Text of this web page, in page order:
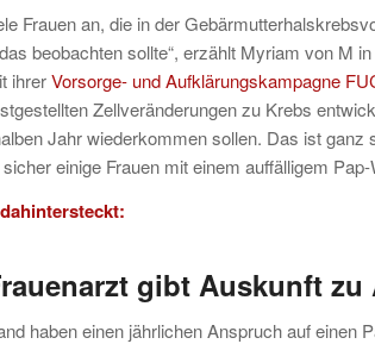
Frauen an, die in der
beobachten sollte“, erzählt Myriam von M
ihrerVorsorge- und Aufklärungskampagne
Zellveränderungen zu Krebs
Jahr wiederkommen sollen. Das ist
einige Frauen mit einem auffälligem
gibt Auskunft zu
haben einen jährlichen Anspruch auf einen